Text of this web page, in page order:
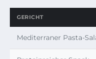
GERICHT
Mediterraner Pasta-